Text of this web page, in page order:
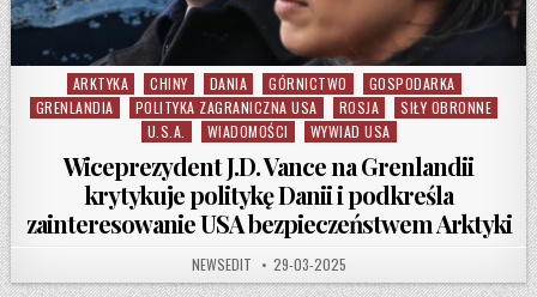
Posted in
ARKTYKA CHINY DANIA GÓRNICTWO
GOSPODARKA
GRENLANDIA
POLITYKA ZAGRANICZNA USA ROSJA
SIŁY OBRONNE
U.S.A.
WIADOMOŚCI WYWIAD USA
Wiceprezydent J.D. Vance na Grenlandii
krytykuje politykę Danii i podkreśla
zainteresowanie USA bezpieczeństwem Arktyki
AUTHOR:
NEWSEDIT PUBLISHED DATE:
29-03-2025